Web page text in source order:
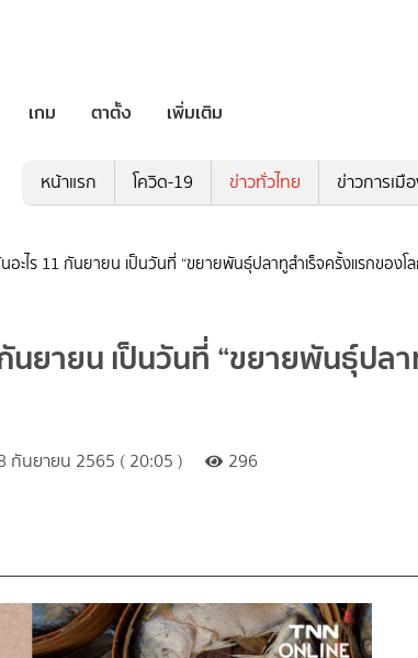
เกม ตาตั้ง เพิ่มเติม
หน้าแรก โควิด-19 ข่าวทั่วไทย ข่าวการเมื
อะไร 11 กันยายน เป็นวันที่ “ขยายพันธุ์ปลาทูสำเร็จครั้งแรกของโล
นยายน เป็นวันที่ “ขยายพันธุ์ปล
กันยายน 2565 ( 20:05 ) 296